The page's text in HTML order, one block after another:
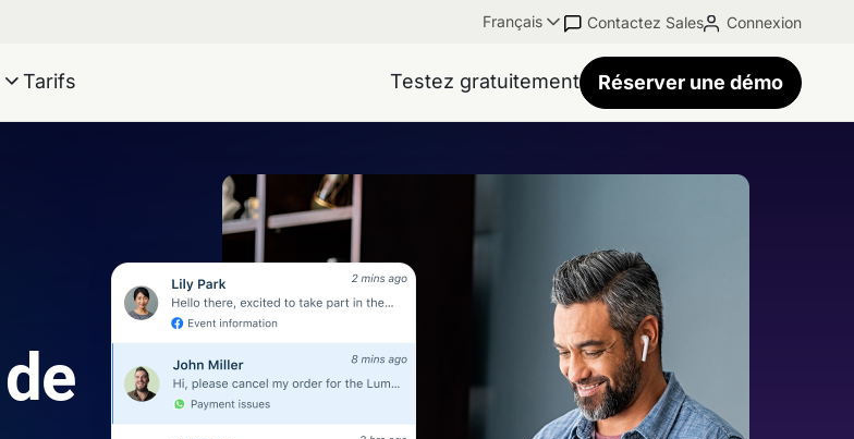
Français Contactez Sales Connexion
Tarifs Testez gratuitement Réserver une démo